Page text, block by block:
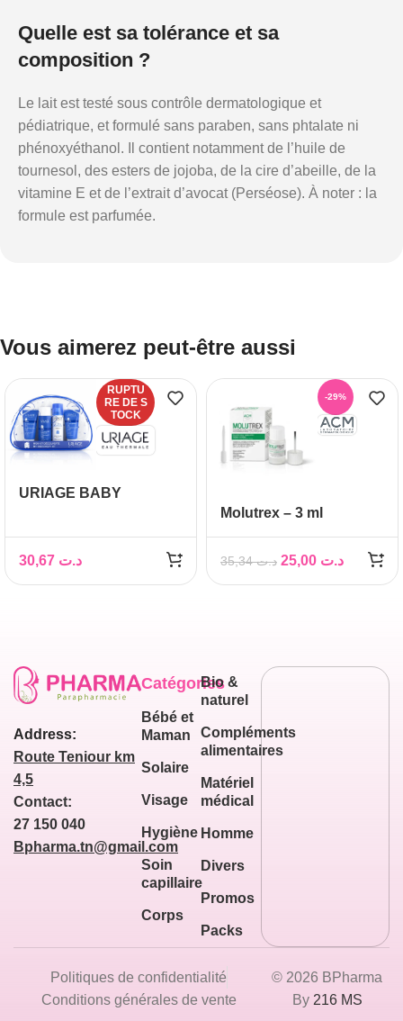
Quelle est sa tolérance et sa
composition ?
Le lait est testé sous contrôle dermatologique et
pédiatrique, et formulé sans paraben, sans phtalate ni
phénoxyéthanol. Il contient notamment de l’huile de
tournesol, des esters de jojoba, de la cire d’abeille, de la
vitamine E et de l’extrait d’avocat (Perséose). À noter : la
formule est parfumée.
Vous aimerez peut-être aussi
RUPTU
RE DE S
TOCK
URIAGE BABY
د.ت
-29%
Molutrex – 3 ml
د.ت35,34 د.ت
Address:
Route Teniour km
4,5
Contact:
27 150 040
Bpharma.tn@gmail.com
Catégories
Bébé et
Maman
Solaire
Visage
Hygiène
Soin
capillaire
Corps
Bio &
naturel
Compléments
alimentaires
Matériel
médical
Homme
Divers
Promos
Packs
© 2026 BPharma
By 216 MS
Politiques de confidentialité
Conditions générales de vente